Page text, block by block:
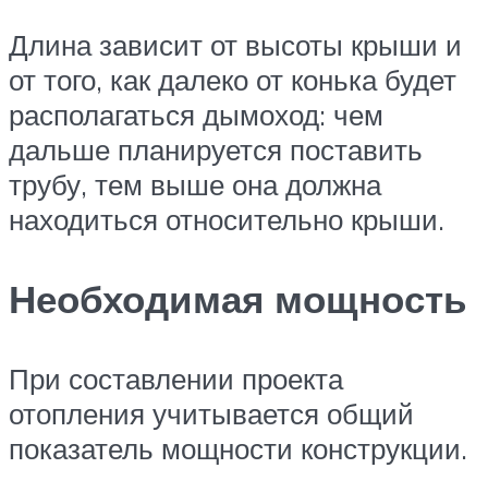
Длина зависит от высоты крыши и
от того, как далеко от конька будет
располагаться дымоход: чем
дальше планируется поставить
трубу, тем выше она должна
находиться относительно крыши.
Необходимая мощность
При составлении проекта
отопления учитывается общий
показатель мощности конструкции.